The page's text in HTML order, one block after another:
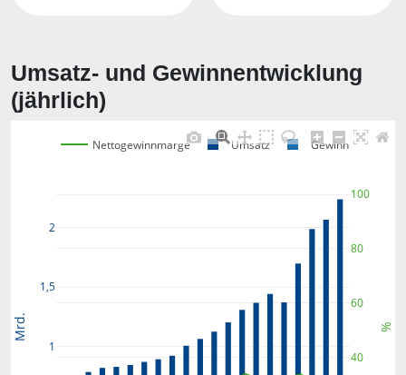
Umsatz- und Gewinnentwicklung
(jährlich)
1
1,5
2
40
60
80
100
Nettogewinnmarge Umsatz Gewinn
Mrd. %